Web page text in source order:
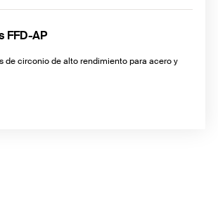
FFD-AP
de circonio de alto rendimiento para acero y